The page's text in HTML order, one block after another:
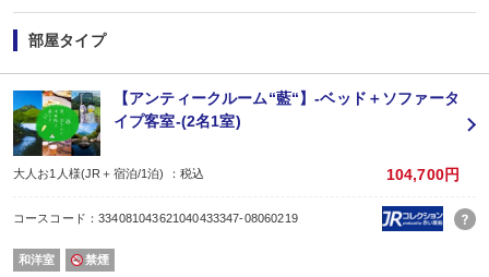
女神・宇奈岐姫の神話や、
万葉の歌に詠まれた由布岳の姿は、
時を越えて静けさを伝えます。
湯布院の夏は標高の高さから
大分市内より6〜7℃ほど涼しく、
澄んだ空気と山の風、
朝霧に包まれる避暑地ならではの気候。
暑さを忘れ心と体がほどけていく上品な
夏時間をお過ごしください。
冷えた生ビールや、由布岳の恵みを感じる天然水をご用意しております。
火照った身体に、由布院の涼が静かに沁みわたります。
朝は、澄んだ空気の中で迎える朝風呂から。
部屋タイプ
【アンティークルーム“藍“】-ベッド＋ソファータ
イプ客室-(2名1室)
大人お1人様(JR＋宿泊/1泊) ：税込 104,700円
コースコード：334081043621040433347-08060219
和洋室 禁煙